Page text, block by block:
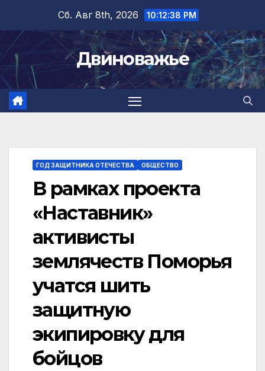
содержимому
Сб. Авг 8th, 2026 10:12:39 PM
Двиноважье
ГОД ЗАЩИТНИКА ОТЕЧЕСТВА ОБЩЕСТВО
В рамках проекта
«Наставник»
активисты
землячеств Поморья
учатся шить
защитную
экипировку для
бойцов